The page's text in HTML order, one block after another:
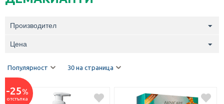
Производител
Цена
Популярност 30 на страница
-25%
отстъпка